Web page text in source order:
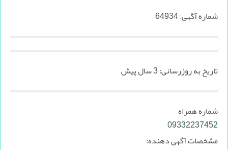
شماره آگهی:64934
تاریخ به روزرسانی:3 سال پیش
شماره همراه
09332237452
مشخصات آگهی دهنده: